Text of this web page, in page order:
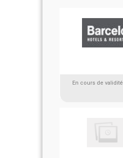
En cours de validité